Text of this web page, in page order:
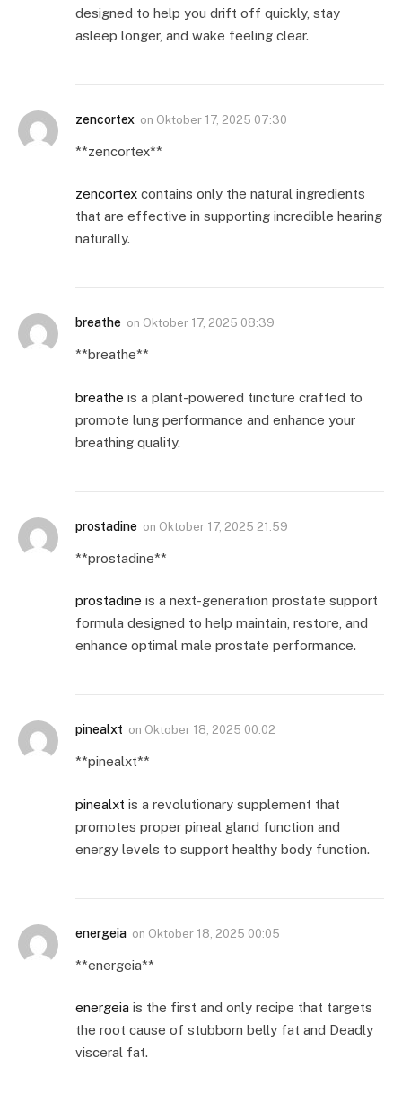
designed to help you drift off quickly, stay
asleep longer, and wake feeling clear.
zencortex on Oktober 17, 2025 07:30
**zencortex**
zencortex contains only the natural ingredients
that are effective in supporting incredible hearing
naturally.
breathe on Oktober 17, 2025 08:39
** breathe**
breathe is a plant-powered tincture crafted to
promote lung performance and enhance your
breathing quality.
prostadine on Oktober 17, 2025 21:59
** prostadine**
prostadine is a next-generation prostate support
formula designed to help maintain, restore, and
enhance optimal male prostate performance.
pinealxt on Oktober 18, 2025 00:02
** pinealxt**
pinealxt is a revolutionary supplement that
promotes proper pineal gland function and
energy levels to support healthy body function.
energeia on Oktober 18, 2025 00:05
**energeia**
energeia is the first and only recipe that targets
the root cause of stubborn belly fat and Deadly
visceral fat.